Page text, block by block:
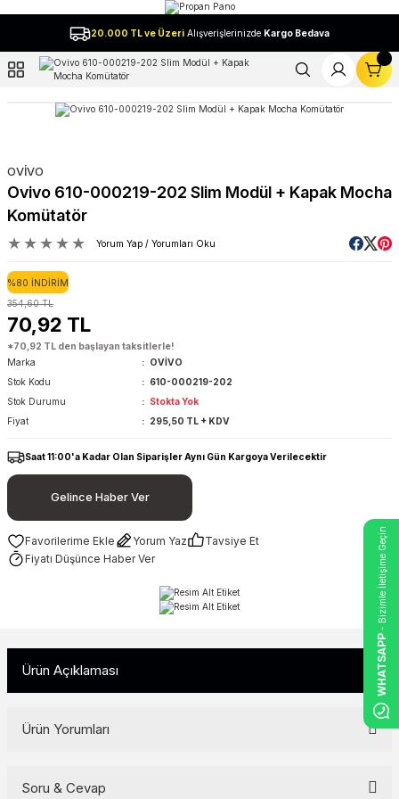
20.000 TL ve Üzeri Alışverişlerinizde Kargo Bedava
OVİVO
Ovivo 610-000219-202 Slim Modül + Kapak Mocha
Komütatör
Yorum Yap / Yorumları Oku
%80 İNDİRİM
354,60 TL
70,92 TL
*70,92 TL den başlayan taksitlerle!
Marka
OVİVO
Stok Kodu
610-000219-202
Stok Durumu
Stokta Yok
Fiyat
295,50 TL + KDV
Saat 11:00'a Kadar Olan Siparişler Aynı Gün Kargoya Verilecektir
Gelince Haber Ver
Yorum Yaz
Tavsiye Et
Fiyatı Düşünce Haber Ver
Ürün Açıklaması
Ürün Yorumları
Soru & Cevap
WHATSAPP
- Bizimle İletişime Geçin